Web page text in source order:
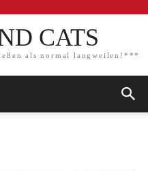
CATS
als normal langweilen!***